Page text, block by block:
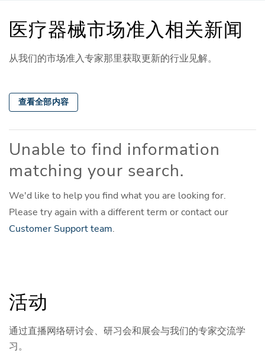
医疗器械市场准入相关新闻
从我们的市场准入专家那里获取更新的行业见解。
查看全部内容
Unable to find information
matching your search.
We'd like to help you find what you are looking for.
Please try again with a different term or contact our
Customer Support team.
活动
通过直播网络研讨会、研习会和展会与我们的专家交流学
习。